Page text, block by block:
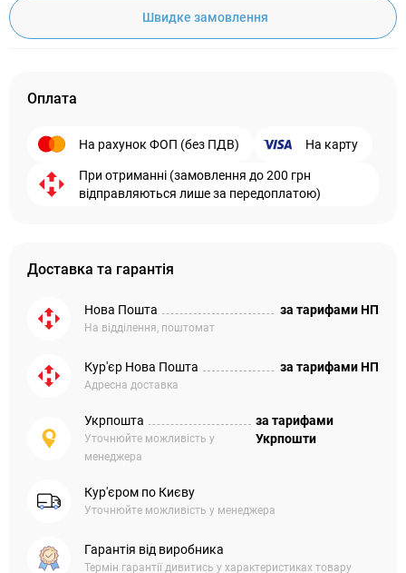
Швидке замовлення
Оплата
На рахунок ФОП (без ПДВ) На карту
При отриманні (замовлення до 200 грн
відправляються лише за передоплатою)
Доставка та гарантія
Нова Пошта
На відділення, поштомат
за тарифами НП
Кур'єр Нова Пошта
Адресна доставка
за тарифами НП
Укрпошта
Уточнюйте можливість у
менеджера
за тарифами
Укрпошти
Кур'єром по Києву
Уточнюйте можливість у менеджера
Гарантія від виробника
Термін гарантії дивитись у характеристиках товару